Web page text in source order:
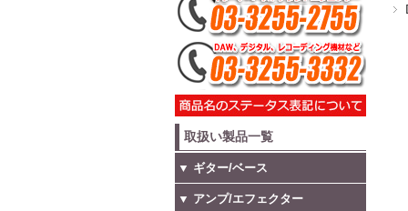
取扱い製品一覧
▼ ギター/ベース
▼ アンプ/エフェクター